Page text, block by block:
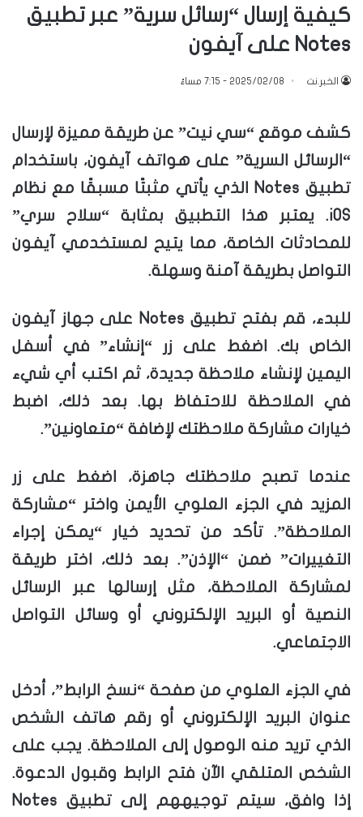
كيفية إرسال “رسائل سرية” عبر تطبيق
Notes على آيفون
الخبر.نت 2025/02/08 - 7:15 مساءً
كشف موقع “سي نيت” عن طريقة مميزة لإرسال
“الرسائل السرية” على هواتف آيفون، باستخدام
تطبيق Notes الذي يأتي مثبتًا مسبقًا مع نظام
iOS. يعتبر هذا التطبيق بمثابة “سلاح سري”
للمحادثات الخاصة، مما يتيح لمستخدمي آيفون
التواصل بطريقة آمنة وسهلة.
للبدء، قم بفتح تطبيق Notes على جهاز آيفون
الخاص بك. اضغط على زر “إنشاء” في أسفل
اليمين لإنشاء ملاحظة جديدة، ثم اكتب أي شيء
في الملاحظة للاحتفاظ بها. بعد ذلك، اضبط
خيارات مشاركة ملاحظتك لإضافة “متعاونين”.
عندما تصبح ملاحظتك جاهزة، اضغط على زر
المزيد في الجزء العلوي الأيمن واختر “مشاركة
الملاحظة”. تأكد من تحديد خيار “يمكن إجراء
التغييرات” ضمن “الإذن”. بعد ذلك، اختر طريقة
لمشاركة الملاحظة، مثل إرسالها عبر الرسائل
النصية أو البريد الإلكتروني أو وسائل التواصل
الاجتماعي.
في الجزء العلوي من صفحة “نسخ الرابط”، أدخل
عنوان البريد الإلكتروني أو رقم هاتف الشخص
الذي تريد منه الوصول إلى الملاحظة. يجب على
الشخص المتلقي الآن فتح الرابط وقبول الدعوة.
إذا وافق، سيتم توجيههم إلى تطبيق Notes